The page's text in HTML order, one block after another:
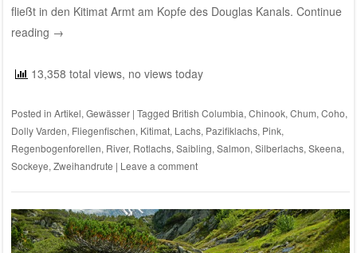
fließt in den Kitimat Armt am Kopfe des Douglas Kanals. Continue
reading →
13,358 total views, no views today
Posted in Artikel,Gewässer | Tagged British Columbia,Chinook,Chum,Coho,
Dolly Varden, Fliegenfischen, Kitimat, Lachs, Pazifiklachs, Pink,
Regenbogenforellen, River, Rotlachs,Saibling,Salmon,Silberlachs,Skeena,
Sockeye,Zweihandrute | Leave a comment